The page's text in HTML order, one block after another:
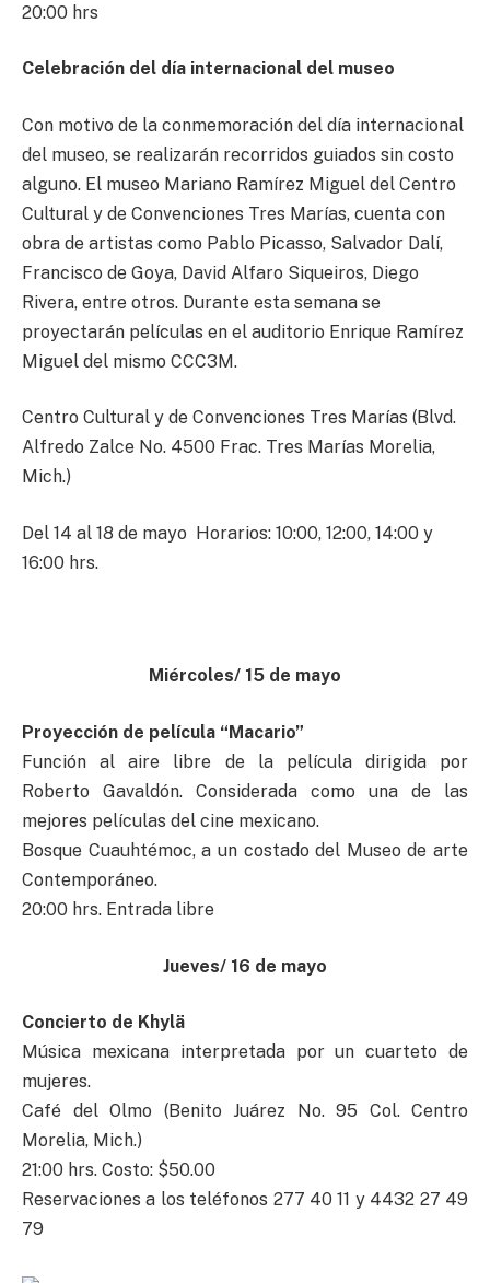
20:00 hrs
Celebración del día internacional del museo
Con motivo de la conmemoración del día internacional
del museo, se realizarán recorridos guiados sin costo
alguno. El museo Mariano Ramírez Miguel del Centro
Cultural y de Convenciones Tres Marías, cuenta con
obra de artistas como Pablo Picasso, Salvador Dalí,
Francisco de Goya, David Alfaro Siqueiros, Diego
Rivera, entre otros. Durante esta semana se
proyectarán películas en el auditorio Enrique Ramírez
Miguel del mismo CCC3M.
Centro Cultural y de Convenciones Tres Marías (Blvd.
Alfredo Zalce No. 4500 Frac. Tres Marías Morelia,
Mich.)
Del 14 al 18 de mayo Horarios: 10:00, 12:00, 14:00 y
16:00 hrs.
Miércoles/ 15 de mayo
Proyección de película “Macario”
Función al aire libre de la película dirigida por
Roberto Gavaldón. Considerada como una de las
mejores películas del cine mexicano.
Bosque Cuauhtémoc, a un costado del Museo de arte
Contemporáneo.
20:00 hrs. Entrada libre
Jueves/ 16 de mayo
Concierto de Khylä
Música mexicana interpretada por un cuarteto de
mujeres.
Café del Olmo (Benito Juárez No. 95 Col. Centro
Morelia, Mich.)
21:00 hrs. Costo: $50.00
Reservaciones a los teléfonos 277 40 11 y 4432 27 49
79